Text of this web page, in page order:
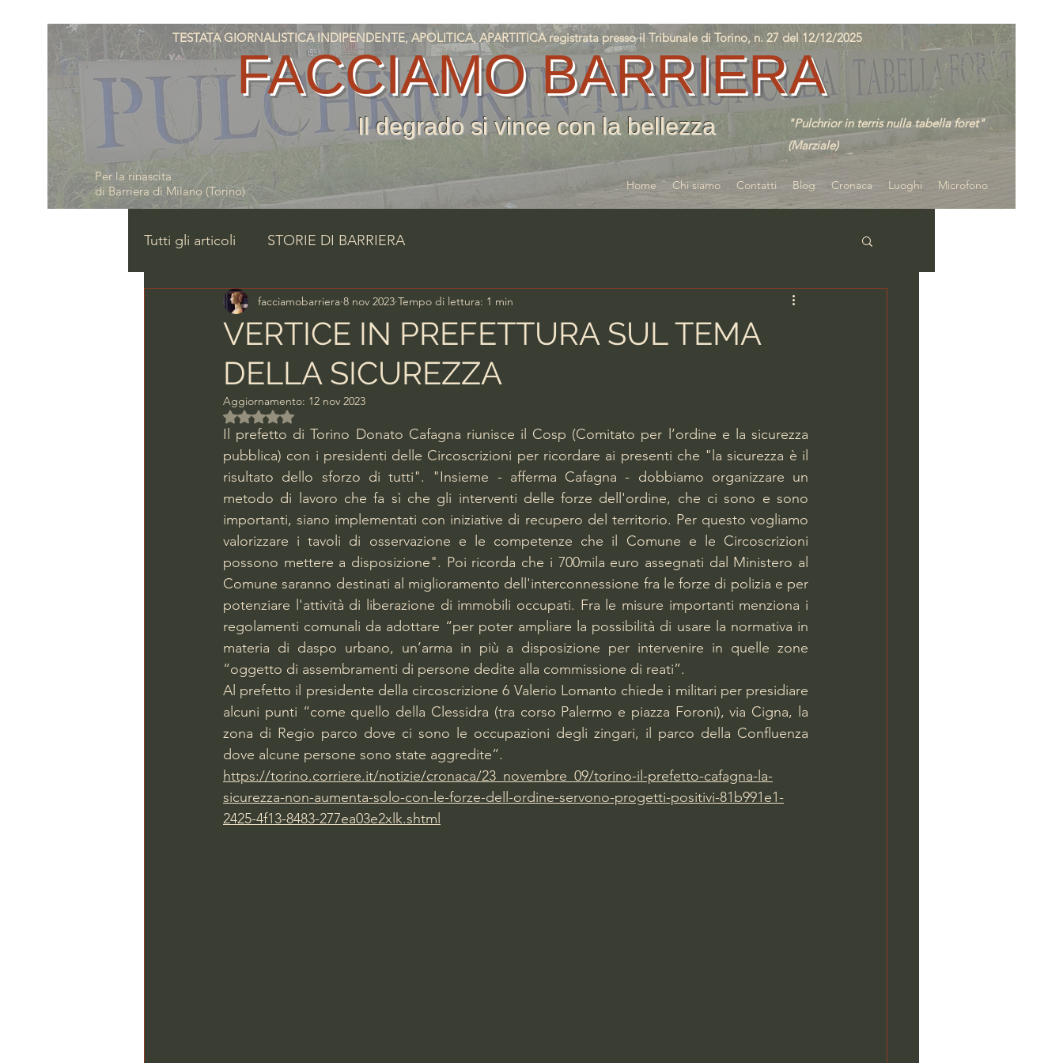
Per la rinascita
di Barriera di Milano (Torino)
FACCIAMO BARRIERA
Il degrado si vince con la bellezza
"Pulchrior in terris nulla tabella foret"
(Marziale)
Home Chi siamo Contatti Blog Cronaca Luoghi Microfono
TESTATA GIORNALISTICA INDIPENDENTE, APOLITICA, APARTITICA registrata presso il Tribunale di Torino, n. 27 del 12/12/2025
Tutti gli articoli STORIE DI BARRIERA
VERTICE IN PREFETTURA SUL TEMA
DELLA SICUREZZA
facciamobarriera 8 nov 2023 Tempo di lettura: 1 min
Aggiornamento: 12 nov 2023
Valutazione NaN stelle su 5.
Il prefetto di Torino Donato Cafagna riunisce il Cosp (Comitato per l’ordine e la sicurezza
pubblica) con i presidenti delle Circoscrizioni per ricordare ai presenti che "la sicurezza è il
risultato dello sforzo di tutti". "Insieme - afferma Cafagna - dobbiamo organizzare un
metodo di lavoro che fa sì che gli interventi delle forze dell'ordine, che ci sono e sono
importanti, siano implementati con iniziative di recupero del territorio. Per questo vogliamo
valorizzare i tavoli di osservazione e le competenze che il Comune e le Circoscrizioni
possono mettere a disposizione". Poi ricorda che i 700mila euro assegnati dal Ministero al
Comune saranno destinati al miglioramento dell'interconnessione fra le forze di polizia e per
potenziare l'attività di liberazione di immobili occupati. Fra le misure importanti menziona i
regolamenti comunali da adottare “per poter ampliare la possibilità di usare la normativa in
materia di daspo urbano, un’arma in più a disposizione per intervenire in quelle zone
“oggetto di assembramenti di persone dedite alla commissione di reati”.
Al prefetto il presidente della circoscrizione 6 Valerio Lomanto chiede i militari per presidiare
alcuni punti “come quello della Clessidra (tra corso Palermo e piazza Foroni), via Cigna, la
zona di Regio parco dove ci sono le occupazioni degli zingari, il parco della Confluenza
dove alcune persone sono state aggredite”.
https://torino.corriere.it/notizie/cronaca/23_novembre_09/torino-il-prefetto-cafagna-la-
sicurezza-non-aumenta-solo-con-le-forze-dell-ordine-servono-progetti-positivi-81b991e1-
2425-4f13-8483-277ea03e2xlk.shtml